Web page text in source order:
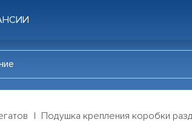
Подушка крепления коробки